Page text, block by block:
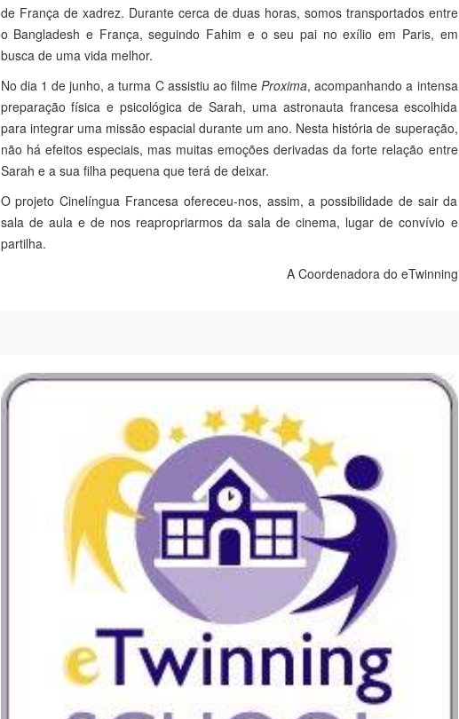
de França de xadrez. Durante cerca de duas horas, somos transportados entre
o Bangladesh e França, seguindo Fahim e o seu pai no exílio em Paris, em
busca de uma vida melhor.
No dia 1 de junho, a turma C assistiu ao filmeProxima, acompanhando a intensa
preparação física e psicológica de Sarah, uma astronauta francesa escolhida
para integrar uma missão espacial durante um ano. Nesta história de superação,
não há efeitos especiais, mas muitas emoções derivadas da forte relação entre
Sarah e a sua filha pequena que terá de deixar.
O projeto Cinelíngua Francesa ofereceu-nos, assim, a possibilidade de sair da
sala de aula e de nos reapropriarmos da sala de cinema, lugar de convívio e
partilha.
A Coordenadora do eTwinning